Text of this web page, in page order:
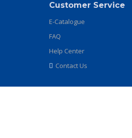
Customer Service
E-Catalogue
FAQ
Help Center
Contact Us